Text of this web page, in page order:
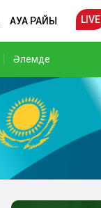
АУА РАЙЫ LIVE
Әлемде